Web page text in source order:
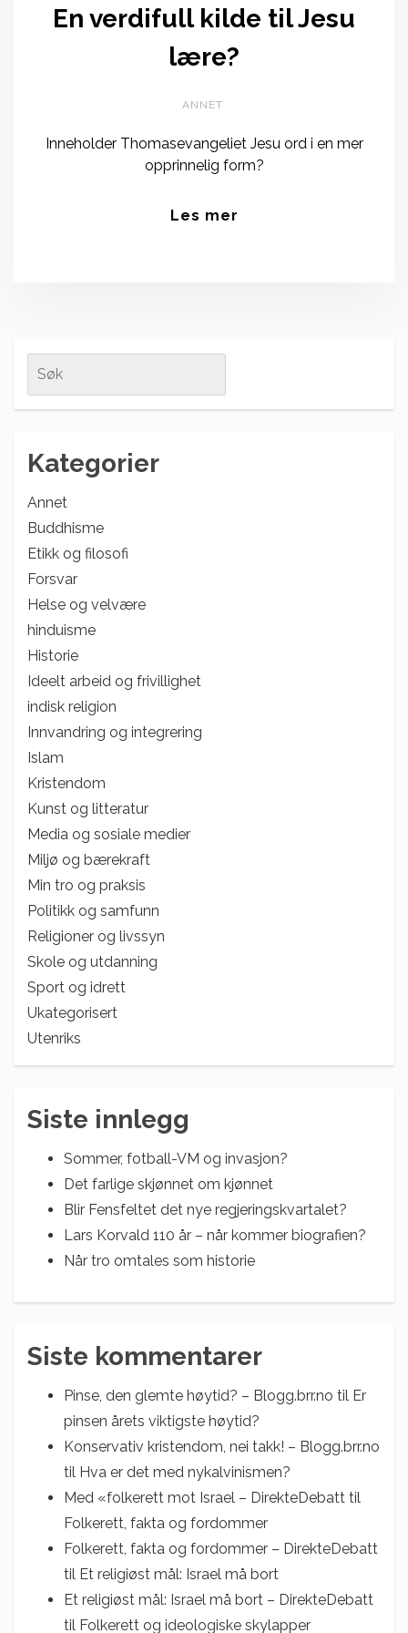
En verdifull kilde til Jesu
lære?
ANNET
Inneholder Thomasevangeliet Jesu ord i en mer
opprinnelig form?
Les mer
for:
Kategorier
Annet
Buddhisme
Etikk og filosofi
Forsvar
Helse og velvære
hinduisme
Historie
Ideelt arbeid og frivillighet
indisk religion
Innvandring og integrering
Islam
Kristendom
Kunst og litteratur
Media og sosiale medier
Miljø og bærekraft
Min tro og praksis
Politikk og samfunn
Religioner og livssyn
Skole og utdanning
Sport og idrett
Ukategorisert
Utenriks
Siste innlegg
Sommer, fotball-VM og invasjon?
Det farlige skjønnet om kjønnet
Blir Fensfeltet det nye regjeringskvartalet?
Lars Korvald 110 år – når kommer biografien?
Når tro omtales som historie
Siste kommentarer
Pinse, den glemte høytid? – Blogg.brr.no til Er
pinsen årets viktigste høytid?
Konservativ kristendom, nei takk! – Blogg.brr.no
til Hva er det med nykalvinismen?
Med «folkerett mot Israel – DirekteDebatt til
Folkerett, fakta og fordommer
Folkerett, fakta og fordommer – DirekteDebatt
til Et religiøst mål: Israel må bort
Et religiøst mål: Israel må bort – DirekteDebatt
til Folkerett og ideologiske skylapper